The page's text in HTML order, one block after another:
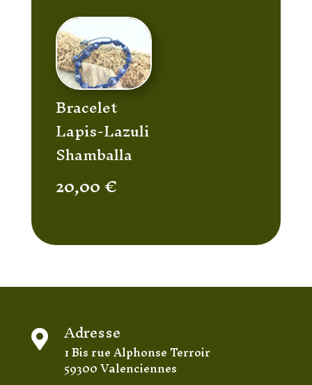
Bracelet
Lapis-Lazuli
Shamballa
20,00€
 Adresse
1 Bis rue Alphonse Terroir
59300 Valenciennes